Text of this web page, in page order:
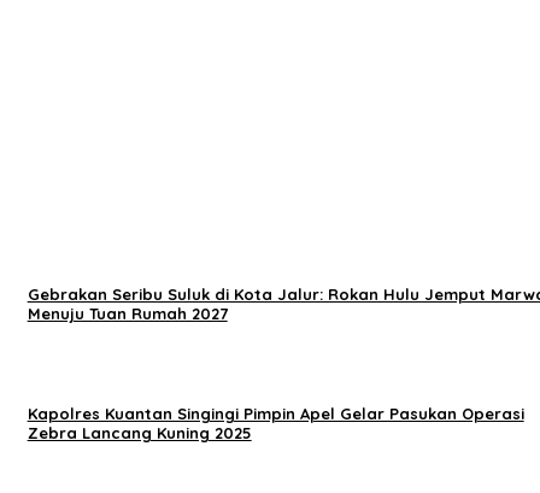
Gebrakan Seribu Suluk di Kota Jalur: Rokan Hulu Jemput
Menuju Tuan Rumah 2027
Kapolres Kuantan Singingi Pimpin Apel Gelar Pasukan Operasi
Zebra Lancang Kuning 2025